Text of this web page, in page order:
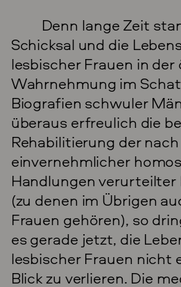
Denn lange Zeit
Schicksal und die
lesbischer Frauen in
Wahrnehmung im
Biografien schwuler
überaus erfreulich die
Rehabilitierung der
einvernehmlicher
Handlungen verurteilter
(zu denen im Übrigen
Frauen gehören), so
es gerade jetzt, die
lesbischer Frauen nicht
Blick zu verlieren. Die